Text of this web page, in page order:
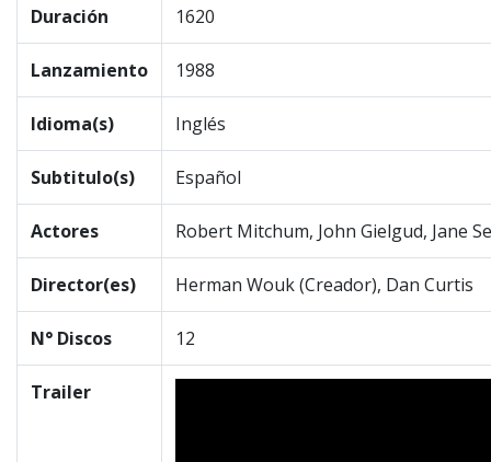
Duración 1620
Lanzamiento 1988
Idioma(s) Inglés
Subtitulo(s) Español
Actores Robert Mitchum, John Gielgud, Jane
Director(es) Herman Wouk (Creador), Dan Curtis
N° Discos 12
Trailer